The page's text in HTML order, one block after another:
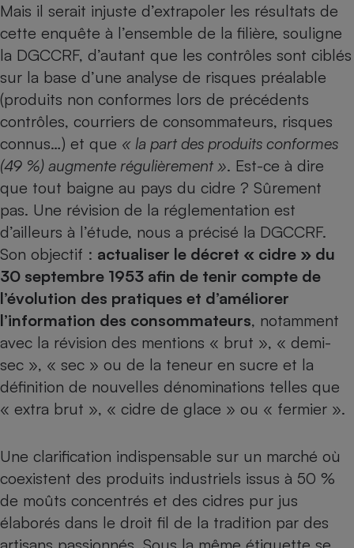
Mais il serait injuste d’extrapoler les résultats de
cette enquête à l’ensemble de la filière, souligne
la DGCCRF, d’autant que les contrôles sont ciblés
sur la base d’une analyse de risques préalable
(produits non conformes lors de précédents
contrôles, courriers de consommateurs, risques
connus…) et que « la part des produits conformes
(49 %) augmente régulièrement ». Est-ce à dire
que tout baigne au pays du cidre ? Sûrement
pas. Une révision de la réglementation est
d’ailleurs à l’étude, nous a précisé la DGCCRF.
Son objectif : actualiser le décret « cidre » du
30 septembre 1953 afin de tenir compte de
l’évolution des pratiques et d’améliorer
l’information des consommateurs, notamment
avec la révision des mentions « brut », « demi-
sec », « sec » ou de la teneur en sucre et la
définition de nouvelles dénominations telles que
« extra brut », « cidre de glace » ou « fermier ».
Une clarification indispensable sur un marché où
coexistent des produits industriels issus à 50 %
de moûts concentrés et des cidres pur jus
élaborés dans le droit fil de la tradition par des
Robot ménager